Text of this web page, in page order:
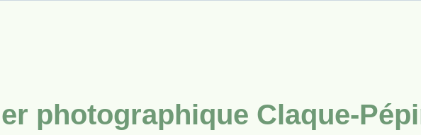
photographique Claque-